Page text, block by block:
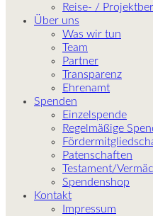
Reise- /
Über uns
Was wir tun
Team
Partner
Transparenz
Ehrenamt
Spenden
Einzelspende
Regelmäßige
Patenschaften
Testament/
Spendenshop
Kontakt
Impressum